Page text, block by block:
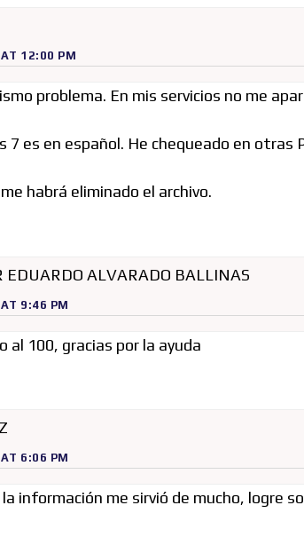
12:00 PM
problema. En mis servicios no me
7 es en español. He chequeado en otras
habrá eliminado el archivo.
EDUARDO ALVARADO BALLINAS
9:46 PM
al 100, gracias por la ayuda
6:06 PM
la información me sirvió de mucho, logre